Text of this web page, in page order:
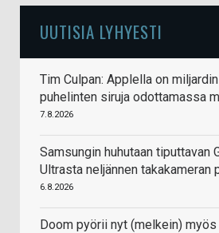
UUTISIA LYHYESTI
Tim Culpan: Applella on
puhelinten siruja odottamassa
7.8.2026
Samsungin huhutaan tiputtavan
Ultrasta neljännen takakameran
6.8.2026
Doom pyörii nyt (melkein)